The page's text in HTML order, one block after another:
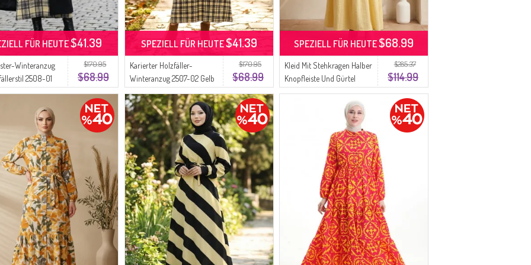
$170.95
$68.99
Winteranzug
2508-01
FÜR HEUTE$41.39
$170.95
$68.99
Karierter Holzfäller-
Winteranzug 2507-02 Gelb
SPEZIELL FÜR HEUTE$41.39
$285.37
$114.99
Kleid Mit Stehkragen Halber
Knopfleiste Und Gürtel
0302-06 Gelb
SPEZIELL FÜR HEUTE$68.99